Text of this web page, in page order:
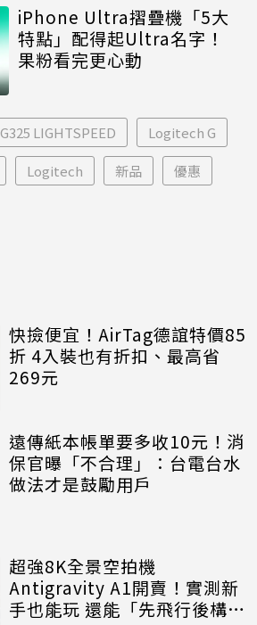
iPhone Ultra摺疊機「5大
特點」配得起Ultra名字！
果粉看完更心動
G325 LIGHTSPEED Logitech G
Logitech 新品 優惠
快撿便宜！AirTag德誼特價85
折 4入裝也有折扣、最高省
269元
遠傳紙本帳單要多收10元！消
保官曝「不合理」：台電台水
做法才是鼓勵用戶
超強8K全景空拍機
Antigravity A1開賣！實測新
手也能玩 還能「先飛行後構